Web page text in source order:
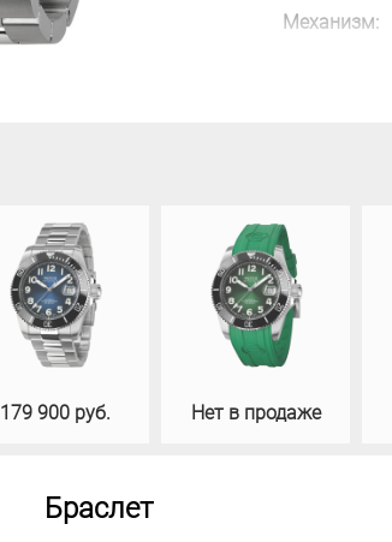
Механизм:
179 900 руб. Нет в продаже
Браслет